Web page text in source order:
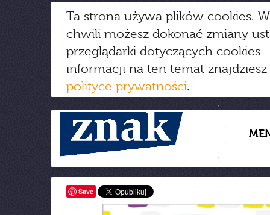
Ta strona używa plików cookies.
chwili możesz dokonać zmiany
przeglądarki dotyczących cookies
informacji na ten temat
polityce prywatności.
Save